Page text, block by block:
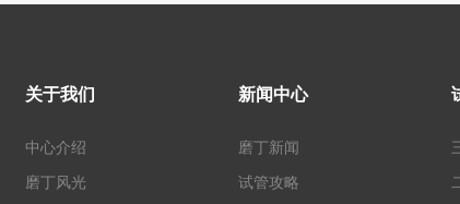
关于我们
中心介绍
磨丁风光
新闻中心
磨丁新闻
试管攻略